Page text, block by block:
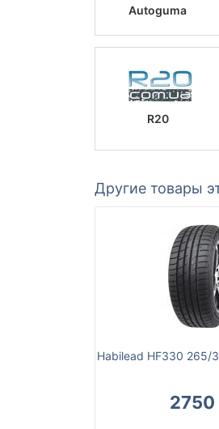
Autoguma
R20
Другие товары
Habilead HF330 265/
2750